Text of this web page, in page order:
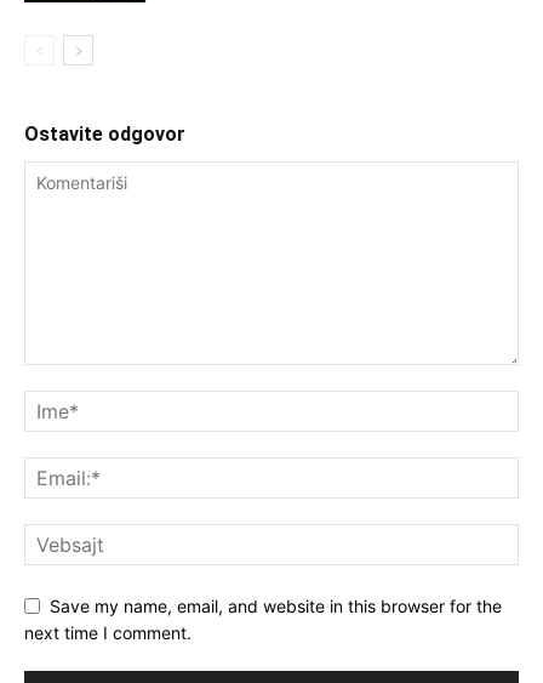
Ostavite odgovor
Save my name, email, and website in this browser for the
next time I comment.